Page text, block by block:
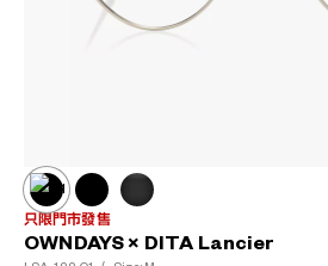
只限門市發售
OWNDAYS × DITA Lancier